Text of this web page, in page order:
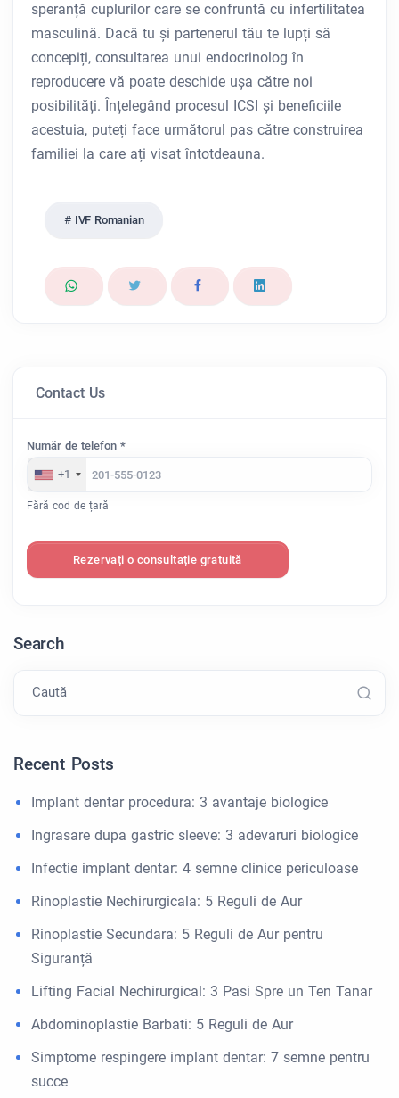
speranță cuplurilor care se confruntă cu infertilitatea
masculină. Dacă tu și partenerul tău te lupți să
concepiți, consultarea unui endocrinolog în
reproducere vă poate deschide ușa către noi
posibilități. Înțelegând procesul ICSI și beneficiile
acestuia, puteți face următorul pas către construirea
familiei la care ați visat întotdeauna.
IVF Romanian
Contact Us
Număr de telefon *
+1
Fără cod de țară
Rezervați o consultație gratuită
Search
Caută
Recent Posts
Implant dentar procedura: 3 avantaje biologice
Ingrasare dupa gastric sleeve: 3 adevaruri biologice
Infectie implant dentar: 4 semne clinice periculoase
Rinoplastie Nechirurgicala: 5 Reguli de Aur
Rinoplastie Secundara: 5 Reguli de Aur pentru
Siguranță
Lifting Facial Nechirurgical: 3 Pasi Spre un Ten Tanar
Abdominoplastie Barbati: 5 Reguli de Aur
Simptome respingere implant dentar: 7 semne pentru
succe